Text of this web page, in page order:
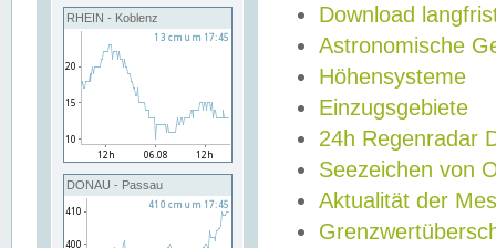
RHEIN - Koblenz
DONAU - Passau
Download
Astronomische
Höhensysteme
Einzugsgebiete
24h Regenradar
Seezeichen von
Aktualität der